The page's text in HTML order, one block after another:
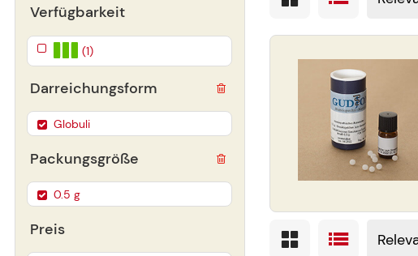
Verfügbarkeit
(1)
Darreichungsform
Globuli
Packungsgröße
0.5 g
Preis